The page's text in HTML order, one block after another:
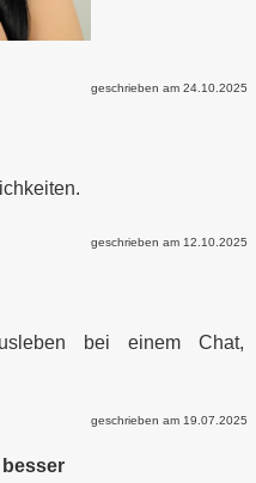
geschrieben am 24.10.2025
geschrieben am 12.10.2025
bei einem Chat,
geschrieben am 19.07.2025